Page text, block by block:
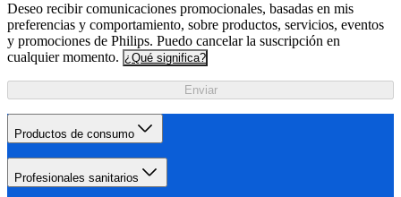
Deseo recibir comunicaciones promocionales, basadas en mis
preferencias y comportamiento, sobre productos, servicios, eventos
y promociones de Philips. Puedo cancelar la suscripción en
cualquier momento. ¿Qué significa?
Enviar
Productos de consumo
Profesionales sanitarios